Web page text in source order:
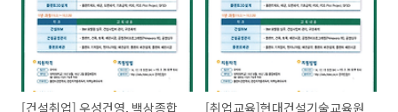
[건설취업] 우성건영, 백상종합
[취업교육]현대건설기술교육원